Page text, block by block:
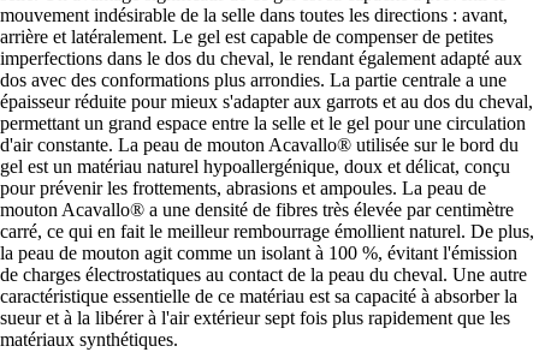
mouvement indésirable de la selle dans toutes les directions : avant,
arrière et latéralement. Le gel est capable de compenser de petites
imperfections dans le dos du cheval, le rendant également adapté aux
dos avec des conformations plus arrondies. La partie centrale a une
épaisseur réduite pour mieux s'adapter aux garrots et au dos du cheval,
permettant un grand espace entre la selle et le gel pour une circulation
d'air constante. La peau de mouton Acavallo® utilisée sur le bord du
gel est un matériau naturel hypoallergénique, doux et délicat, conçu
pour prévenir les frottements, abrasions et ampoules. La peau de
mouton Acavallo® a une densité de fibres très élevée par centimètre
carré, ce qui en fait le meilleur rembourrage émollient naturel. De plus,
la peau de mouton agit comme un isolant à 100 %, évitant l'émission
de charges électrostatiques au contact de la peau du cheval. Une autre
caractéristique essentielle de ce matériau est sa capacité à absorber la
sueur et à la libérer à l'air extérieur sept fois plus rapidement que les
matériaux synthétiques.